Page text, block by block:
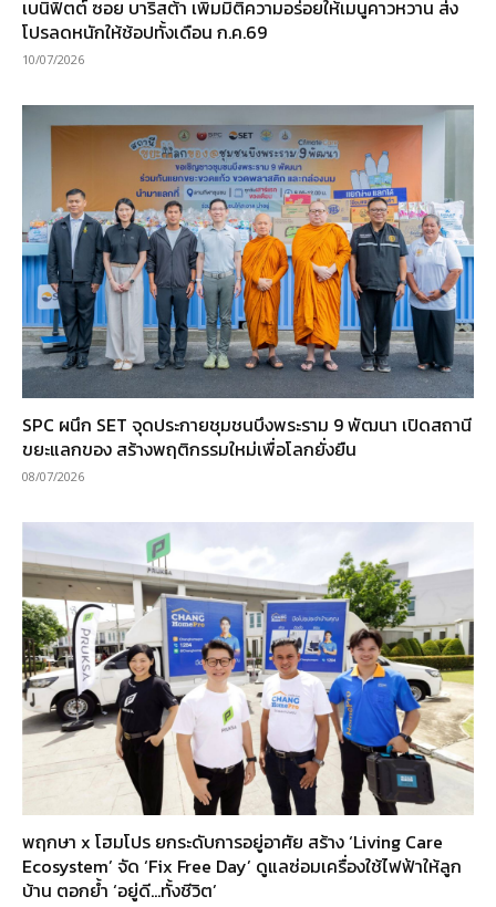
เบนิฟิตต์ ซอย บาริสต้า เพิ่มมิติความอร่อยให้เมนูคาวหวาน ส่ง
โปรลดหนักให้ช้อปทั้งเดือน ก.ค.69
10/07/2026
SPC ผนึก SET จุดประกายชุมชนบึงพระราม 9 พัฒนา เปิดสถานี
ขยะแลกของ สร้างพฤติกรรมใหม่เพื่อโลกยั่งยืน
08/07/2026
พฤกษา x โฮมโปร ยกระดับการอยู่อาศัย สร้าง ‘Living Care
Ecosystem’ จัด ‘Fix Free Day’ ดูแลซ่อมเครื่องใช้ไฟฟ้าให้ลูก
บ้าน ตอกย้ำ ‘อยู่ดี…ทั้งชีวิต’